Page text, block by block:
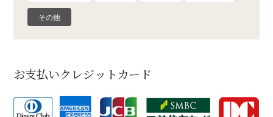
その他
お支払いクレジットカード